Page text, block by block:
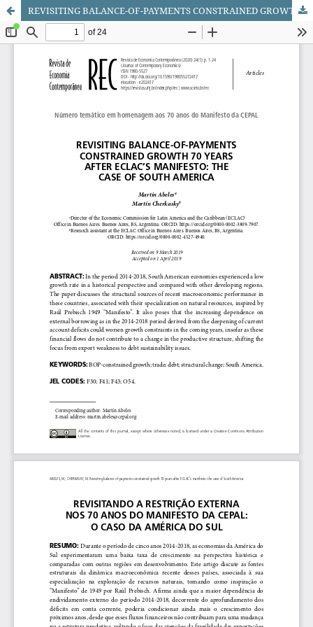
REVISITING BALANCE-OF-PAYMENTS CONSTRAINED GROWTH 70 YEARS AFTER ECLAC’S MANIFESTO: THE CASE OF SOUTH AMERICA // REVISITANDO A RESTRIÇÃO EXTERNA NOS 70 ANOS DO MANIFESTO DA CEPAL: O CASO DA AMÉRICA DO SUL